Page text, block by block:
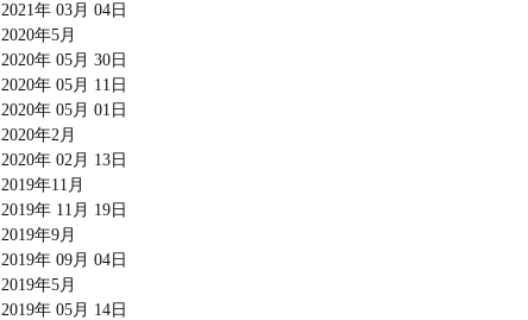
2021年 03月 04日
2020年5月
2020年 05月 30日
2020年 05月 11日
2020年 05月 01日
2020年2月
2020年 02月 13日
2019年11月
2019年 11月 19日
2019年9月
2019年 09月 04日
2019年5月
2019年 05月 14日